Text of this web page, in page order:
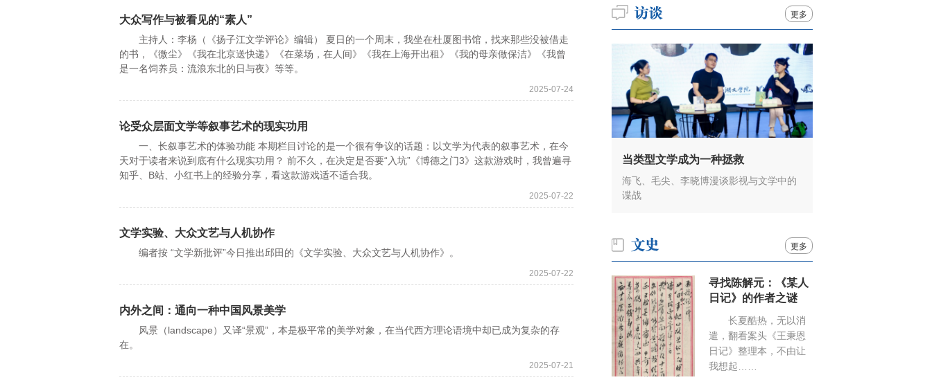
大众写作与被看见的“素人”
主持人：李杨（《扬子江文学评论》编辑） 夏日的一个周末，我坐在杜厦图书馆，找来那些没被借走
的书，《微尘》《我在北京送快递》《在菜场，在人间》《我在上海开出租》《我的母亲做保洁》《我曾
是一名饲养员：流浪东北的日与夜》等等。
2025-07-24
论受众层面文学等叙事艺术的现实功用
一、长叙事艺术的体验功能 本期栏目讨论的是一个很有争议的话题：以文学为代表的叙事艺术，在今
天对于读者来说到底有什么现实功用？ 前不久，在决定是否要“入坑”《博德之门3》这款游戏时，我曾遍寻
知乎、B站、小红书上的经验分享，看这款游戏适不适合我。
2025-07-22
文学实验、大众文艺与人机协作
编者按 “文学新批评”今日推出邱田的《文学实验、大众文艺与人机协作》。
2025-07-22
内外之间：通向一种中国风景美学
风景（landscape）又译“景观”，本是极平常的美学对象，在当代西方理论语境中却已成为复杂的存
在。
2025-07-21
更多
当类型文学成为一种拯救
海飞、毛尖、李晓博漫谈影视与文学中的
谍战
更多
寻找陈解元：《某人
日记》的作者之谜
长夏酷热，无以消
遣，翻看案头《王秉恩
日记》整理本，不由让
我想起……